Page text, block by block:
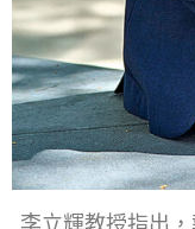
李立輝教授指出